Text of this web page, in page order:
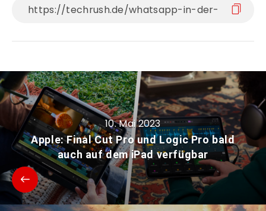
10. Mai 2023
Apple: Final Cut Pro und Logic Pro bald
auch auf dem iPad verfügbar